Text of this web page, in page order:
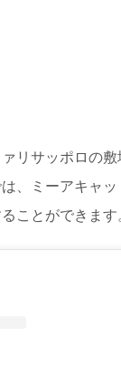
リサッポロの敷
、ミーアキャッ
ことができます